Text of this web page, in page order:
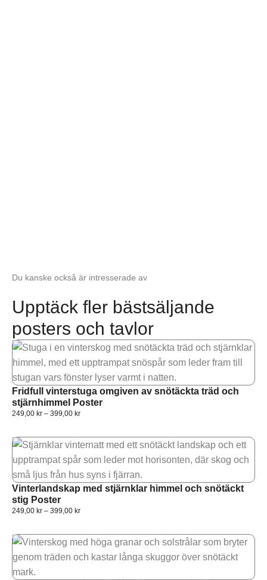
Du kanske också är intresserade av
Upptäck fler bästsäljande
posters och tavlor
Fridfull vinterstuga omgiven av snötäckta träd och
stjärnhimmel Poster
249,00 kr – 399,00 kr
Vinterlandskap med stjärnklar himmel och snötäckt
stig Poster
249,00 kr – 399,00 kr